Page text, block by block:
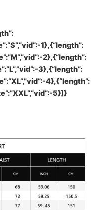
1},{“length”:
2},{“length”:
3},{“length”:
4},{“length”:
5}]}